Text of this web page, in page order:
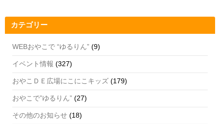
o
k
e
C
h
n
el
カテゴリー
WEBおやこで “ゆるりん” (9)
イベント情報 (327)
おやこＤＥ広場にこにこキッズ (179)
おやこで”ゆるりん” (27)
その他のお知らせ (18)